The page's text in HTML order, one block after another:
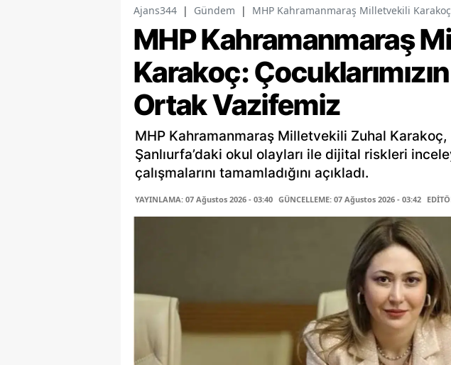
Ajans344 | Gündem | MHP Kahramanmaraş Milletvekili
MHP Kahramanmaraş
Karakoç:
Ortak Vazifemiz
MHP Kahramanmaraş Milletvekili Zuhal
Şanlıurfa’daki okul olayları ile dijital riskleri
çalışmalarını tamamladığını açıkladı.
YAYINLAMA: 07 Ağustos 2026 - 03:40 GÜNCELLEME: 07 Ağustos 2026 - 03:42